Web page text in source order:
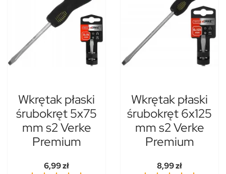
Wkrętak płaski
śrubokręt 5x75
mm s2 Verke
Premium
6,99 zł
Wkrętak płaski
śrubokręt 6x125
mm s2 Verke
Premium
8,99 zł